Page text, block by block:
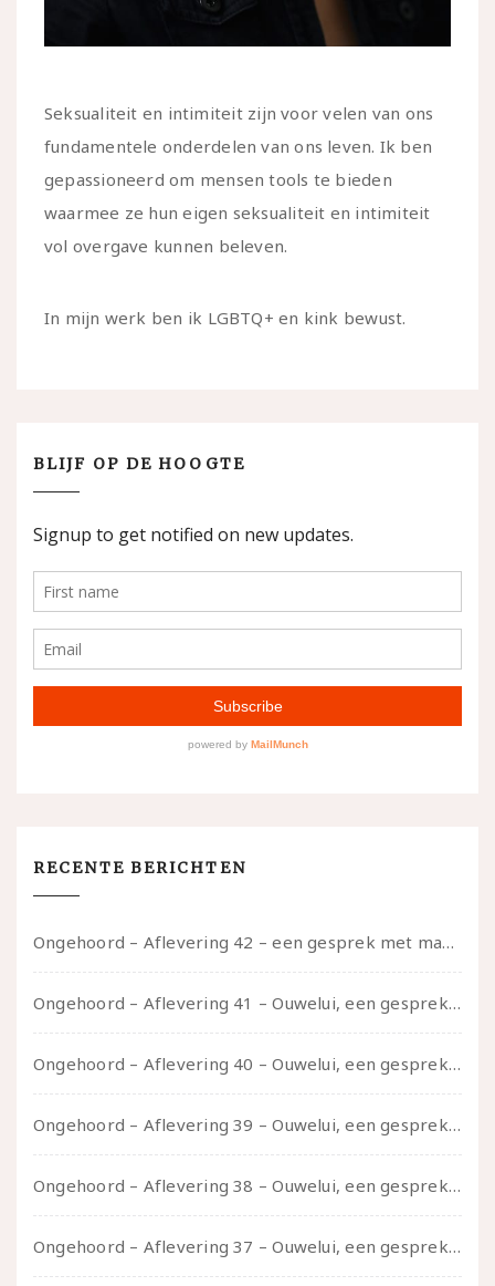
Seksualiteit en intimiteit zijn voor velen van ons
fundamentele onderdelen van ons leven. Ik ben
gepassioneerd om mensen tools te bieden
waarmee ze hun eigen seksualiteit en intimiteit
vol overgave kunnen beleven.
In mijn werk ben ik LGBTQ+ en kink bewust.
BLIJF OP DE HOOGTE
RECENTE BERICHTEN
Ongehoord – Aflevering 42 – een gesprek met marijn over seksueel opbloeien, het ouderschap uitvinden en verschillende leeftijden in je mee dragen
Ongehoord – Aflevering 41 – Ouwelui, een gesprek met Marcelle over polyamorie op latere leeftijd, (mantel)zorg voor je partners en seksueel plezier.
Ongehoord – Aflevering 40 – Ouwelui, een gesprek met Sadie Lune over vormende relaties en de geschiedenis van de queer pornobeweging
Ongehoord – Aflevering 39 – Ouwelui, een gesprek met Pepijn en Ivo over hun regenbooggezin, eigenzinnig ouder worden en Cruise Control
Ongehoord – Aflevering 38 – Ouwelui, een gesprek met vreer over behoefte aan geborgenheid en het behouden van je idealen
Ongehoord – Aflevering 37 – Ouwelui, een gesprek met non over seksualiteit, transitie en ageism